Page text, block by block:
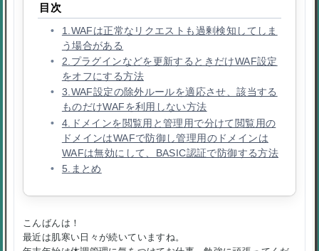
目次
1.WAFは正常なリクエストも過剰検知してしま
う場合がある
2.プラグインなどを更新するときだけWAF設定
をオフにする方法
3.WAF設定の除外ルールを適応させ、該当する
ものだけWAFを利用しない方法
4.ドメインを閲覧用と管理用で分けて閲覧用の
ドメインはWAFで防御し管理用のドメインは
WAFは無効にして、BASIC認証で防御する方法
5.まとめ
こんばんは！
最近は肌寒い日々が続いていますね。